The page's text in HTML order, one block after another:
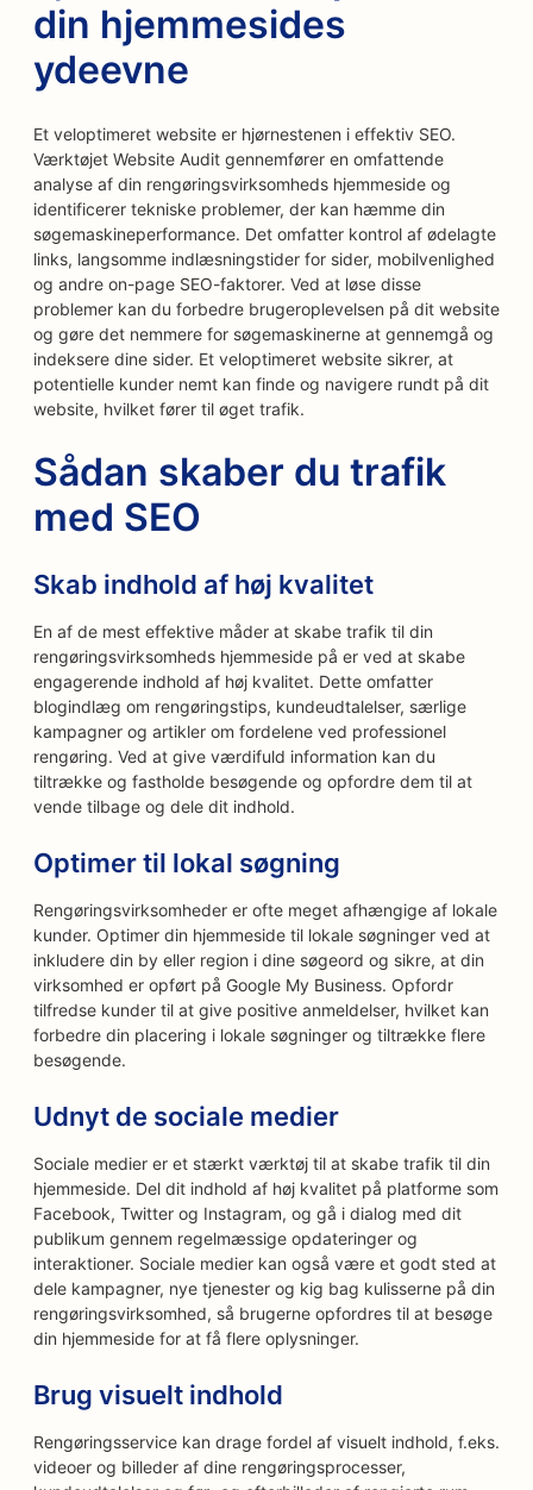
din hjemmesides
ydeevne
Et veloptimeret website er hjørnestenen i effektiv SEO.
Værktøjet Website Audit gennemfører en omfattende
analyse af din rengøringsvirksomheds hjemmeside og
identificerer tekniske problemer, der kan hæmme din
søgemaskineperformance. Det omfatter kontrol af ødelagte
links, langsomme indlæsningstider for sider, mobilvenlighed
og andre on-page SEO-faktorer. Ved at løse disse
problemer kan du forbedre brugeroplevelsen på dit website
og gøre det nemmere for søgemaskinerne at gennemgå og
indeksere dine sider. Et veloptimeret website sikrer, at
potentielle kunder nemt kan finde og navigere rundt på dit
website, hvilket fører til øget trafik.
Sådan skaber du trafik
med SEO
Skab indhold af høj kvalitet
En af de mest effektive måder at skabe trafik til din
rengøringsvirksomheds hjemmeside på er ved at skabe
engagerende indhold af høj kvalitet. Dette omfatter
blogindlæg om rengøringstips, kundeudtalelser, særlige
kampagner og artikler om fordelene ved professionel
rengøring. Ved at give værdifuld information kan du
tiltrække og fastholde besøgende og opfordre dem til at
vende tilbage og dele dit indhold.
Optimer til lokal søgning
Rengøringsvirksomheder er ofte meget afhængige af lokale
kunder. Optimer din hjemmeside til lokale søgninger ved at
inkludere din by eller region i dine søgeord og sikre, at din
virksomhed er opført på Google My Business. Opfordr
tilfredse kunder til at give positive anmeldelser, hvilket kan
forbedre din placering i lokale søgninger og tiltrække flere
besøgende.
Udnyt de sociale medier
Sociale medier er et stærkt værktøj til at skabe trafik til din
hjemmeside. Del dit indhold af høj kvalitet på platforme som
Facebook, Twitter og Instagram, og gå i dialog med dit
publikum gennem regelmæssige opdateringer og
interaktioner. Sociale medier kan også være et godt sted at
dele kampagner, nye tjenester og kig bag kulisserne på din
rengøringsvirksomhed, så brugerne opfordres til at besøge
din hjemmeside for at få flere oplysninger.
Brug visuelt indhold
Rengøringsservice kan drage fordel af visuelt indhold, f.eks.
videoer og billeder af dine rengøringsprocesser,